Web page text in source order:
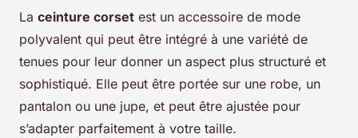
La ceinture corset est un accessoire de mode
polyvalent qui peut être intégré à une variété de
tenues pour leur donner un aspect plus structuré et
sophistiqué. Elle peut être portée sur une robe, un
pantalon ou une jupe, et peut être ajustée pour
s’adapter parfaitement à votre taille.